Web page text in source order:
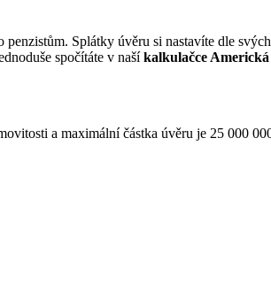
Splátky úvěru si nastavíte dle
spočítáte v našíkalkulačce
a maximální částka úvěru je 25 000